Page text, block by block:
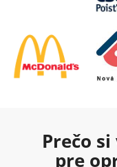
Prečo
pre